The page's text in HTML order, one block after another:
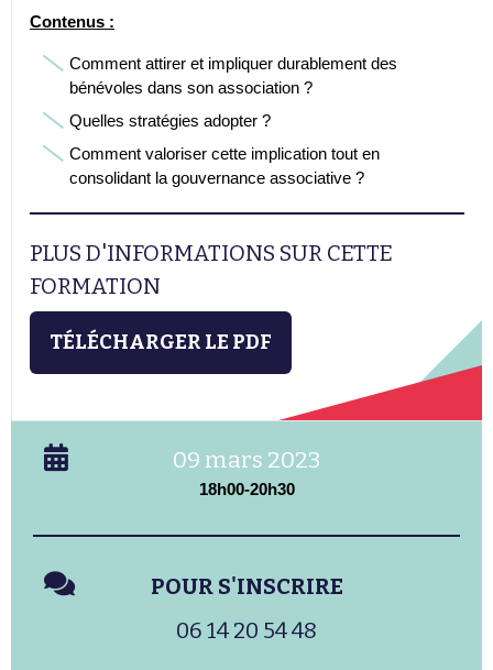
Contenus :
Comment attirer et impliquer durablement des
bénévoles dans son association ?
Quelles stratégies adopter ?
Comment valoriser cette implication tout en
consolidant la gouvernance associative ?
PLUS D'INFORMATIONS SUR CETTE
FORMATION
TÉLÉCHARGER LE PDF
09 mars 2023
18h00-20h30
POUR S'INSCRIRE
06 14 20 54 48